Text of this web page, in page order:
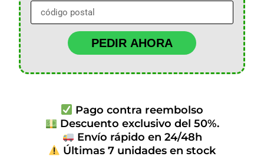
PEDIR AHORA
Pago contra reembolso
Descuento exclusivo del 50%.
Envío rápido en 24/48h
Últimas 7 unidades en stock